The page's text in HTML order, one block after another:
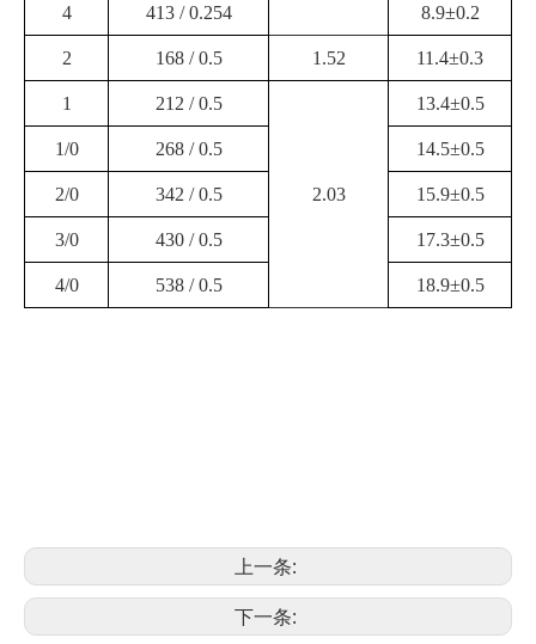
4 413 / 0.254 8.9±0.2
2 168 / 0.5 1.52 11.4±0.3
1 212 / 0.5
2.03
13.4±0.5
1/0 268 / 0.5 14.5±0.5
2/0 342 / 0.5 15.9±0.5
3/0 430 / 0.5 17.3±0.5
4/0 538 / 0.5 18.9±0.5
上一条:
下一条: